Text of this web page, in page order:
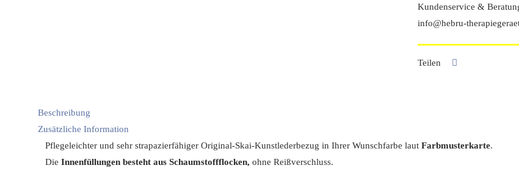
Menge
Kundenservice &
info@hebru-
Teilen
Beschreibung
Zusätzliche Information
Pflegeleichter und sehr strapazierfähiger Original-Skai-Kunstlederbezug in Ihrer Wunschfarbe lautFarbmusterkarte.
DieInnenfüllungen besteht aus Schaumstoffflocken,ohne Reißverschluss.